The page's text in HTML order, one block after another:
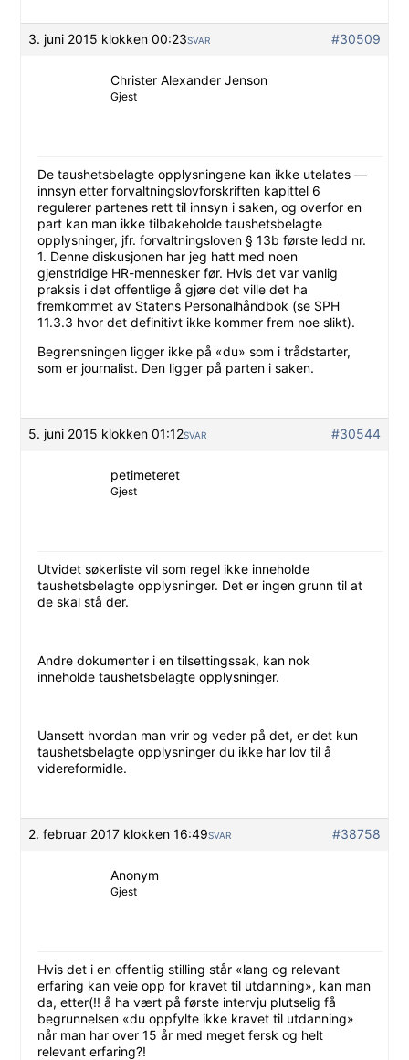
3. juni 2015 klokken 00:23 #30509
SVAR
Christer Alexander Jenson
Gjest
De taushetsbelagte opplysningene kan ikke utelates —
innsyn etter forvaltningslovforskriften kapittel 6
regulerer partenes rett til innsyn i saken, og overfor en
part kan man ikke tilbakeholde taushetsbelagte
opplysninger, jfr. forvaltningsloven § 13b første ledd nr.
1. Denne diskusjonen har jeg hatt med noen
gjenstridige HR-mennesker før. Hvis det var vanlig
praksis i det offentlige å gjøre det ville det ha
fremkommet av Statens Personalhåndbok (se SPH
11.3.3 hvor det definitivt ikke kommer frem noe slikt).
Begrensningen ligger ikke på «du» som i trådstarter,
som er journalist. Den ligger på parten i saken.
5. juni 2015 klokken 01:12 #30544
SVAR
petimeteret
Gjest
Utvidet søkerliste vil som regel ikke inneholde
taushetsbelagte opplysninger. Det er ingen grunn til at
de skal stå der.
Andre dokumenter i en tilsettingssak, kan nok
inneholde taushetsbelagte opplysninger.
Uansett hvordan man vrir og veder på det, er det kun
taushetsbelagte opplysninger du ikke har lov til å
videreformidle.
2. februar 2017 klokken 16:49 #38758
SVAR
Anonym
Gjest
Hvis det i en offentlig stilling står «lang og relevant
erfaring kan veie opp for kravet til utdanning», kan man
da, etter(!! å ha vært på første intervju plutselig få
begrunnelsen «du oppfylte ikke kravet til utdanning»
når man har over 15 år med meget fersk og helt
relevant erfaring?!